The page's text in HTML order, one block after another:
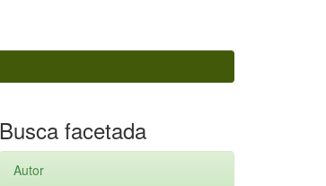
Busca facetada
Autor